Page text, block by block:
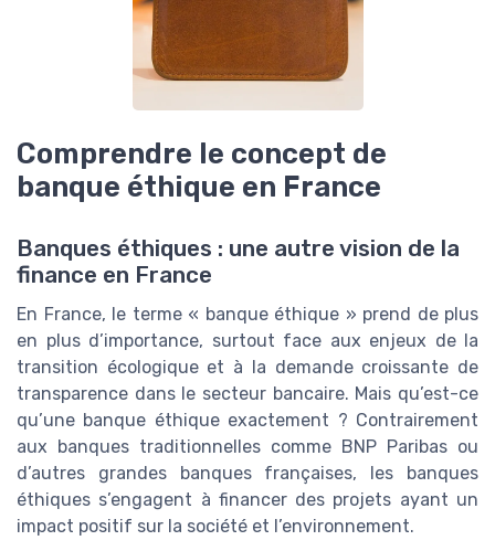
Comprendre le concept de
banque éthique en France
Banques éthiques : une autre vision de la
finance en France
En France, le terme « banque éthique » prend de plus
en plus d’importance, surtout face aux enjeux de la
transition écologique et à la demande croissante de
transparence dans le secteur bancaire. Mais qu’est-ce
qu’une banque éthique exactement ? Contrairement
aux banques traditionnelles comme BNP Paribas ou
d’autres grandes banques françaises, les banques
éthiques s’engagent à financer des projets ayant un
impact positif sur la société et l’environnement.